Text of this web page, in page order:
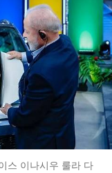
스 이나시우 룰라 다